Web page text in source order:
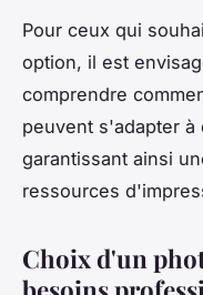
Pour ceux qui
option, il est
comprendre
peuvent s'adapter
garantissant ainsi
ressources
Choix d'un